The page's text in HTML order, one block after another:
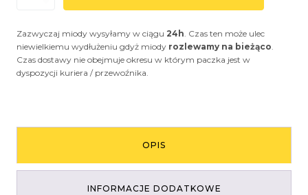
2026
Zazwyczaj miody wysyłamy w ciągu 24h. Czas ten może ulec
niewielkiemu wydłużeniu gdyż miody rozlewamy na bieżąco.
Czas dostawy nie obejmuje okresu w którym paczka jest w
dyspozycji kuriera / przewoźnika.
OPIS
INFORMACJE DODATKOWE